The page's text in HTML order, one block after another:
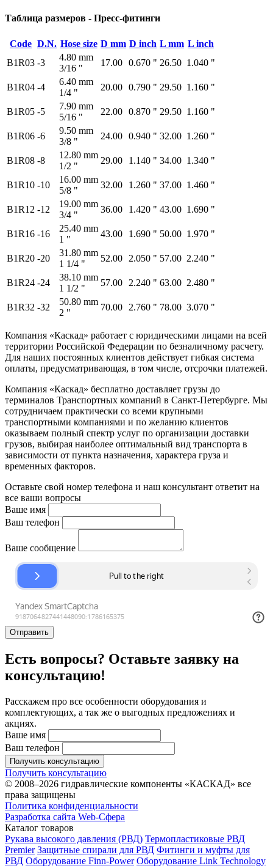
Таблица размеров - Пресс-фитинги
Code D.N. Hose size D mm D inch L mm L inch
B1R03 -3
4.80 mm
3/16 "
17.00 0.670 " 26.50 1.040 "
B1R04 -4
6.40 mm
1/4 "
20.00 0.790 " 29.50 1.160 "
B1R05 -5
7.90 mm
5/16 "
22.00 0.870 " 29.50 1.160 "
B1R06 -6
9.50 mm
3/8 "
24.00 0.940 " 32.00 1.260 "
B1R08 -8
12.80 mm
1/2 "
29.00 1.140 " 34.00 1.340 "
B1R10 -10
16.00 mm
5/8 "
32.00 1.260 " 37.00 1.460 "
B1R12 -12
19.00 mm
3/4 "
36.00 1.420 " 43.00 1.690 "
B1R16 -16
25.40 mm
1 "
43.00 1.690 " 50.00 1.970 "
B1R20 -20
31.80 mm
1 1/4 "
52.00 2.050 " 57.00 2.240 "
B1R24 -24
38.10 mm
1 1/2 "
57.00 2.240 " 63.00 2.480 "
B1R32 -32
50.80 mm
2 "
70.00 2.760 " 78.00 3.070 "
Компания «Каскад» работает с юридическими лицами на всей
территории Российской Федерации по безналичному расчету.
Для наших постоянных клиентов действует гибкая система
оплаты, предусматривающая, в том числе, отсрочки платежей.
Компания «Каскад» бесплатно доставляет грузы до
терминалов Транспортных компаний в Санкт-Петербурге. Мы
сотрудничаем практически со всеми крупными
транспортными компаниями и по желанию клиентов
оказываем полный спектр услуг по организации доставки
грузов, выбирая наиболее оптимальный вид транспорта в
зависимости от пункта назначения, характера груза и
временных факторов.
Оставьте свой номер телефона и наш консультант ответит на
все ваши вопросы
Ваше имя
Ваш телефон
Ваше сообщение
Отправить
Есть вопросы? Оставьте заявку на
консультацию!
Расскажем про все особенности оборудования и
комплектующих, а так же о выгодных предложениях и
акциях.
Ваше имя
Ваш телефон
Получить консультацию
Получить консультацию
© 2008–2026 гидравлические компоненты «КАСКАД» все
права защищены
Политика конфиденциальности
Разработка сайта Web-Сфера
Каталог товаров
Рукава высокого давления (РВД) Термопластиковые РВД
Premier Защитные спирали для РВД Фитинги и муфты для
РВД Оборудование Finn-Power Оборудование Link Technology